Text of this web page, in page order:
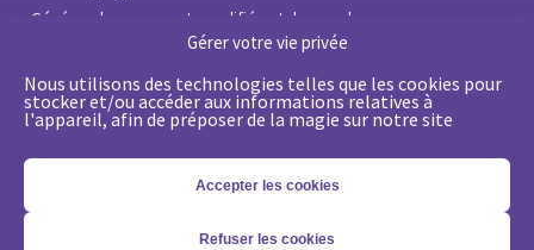
Gérer votre vie privée
Nous utilisons des technologies telles que les cookies pour
stocker et/ou accéder aux informations relatives à
l'appareil, afin de préposer de la magie sur notre site
Accepter les cookies
Refuser les cookies
Générer des prospects qualifiés et des rendez-vous
Passez d’une logique de leads à une approche compte
•Optimiser ma solution Demandbase
•Optimiser ma solution Marketo
État de l’Art du Marketing Digital B2B
•